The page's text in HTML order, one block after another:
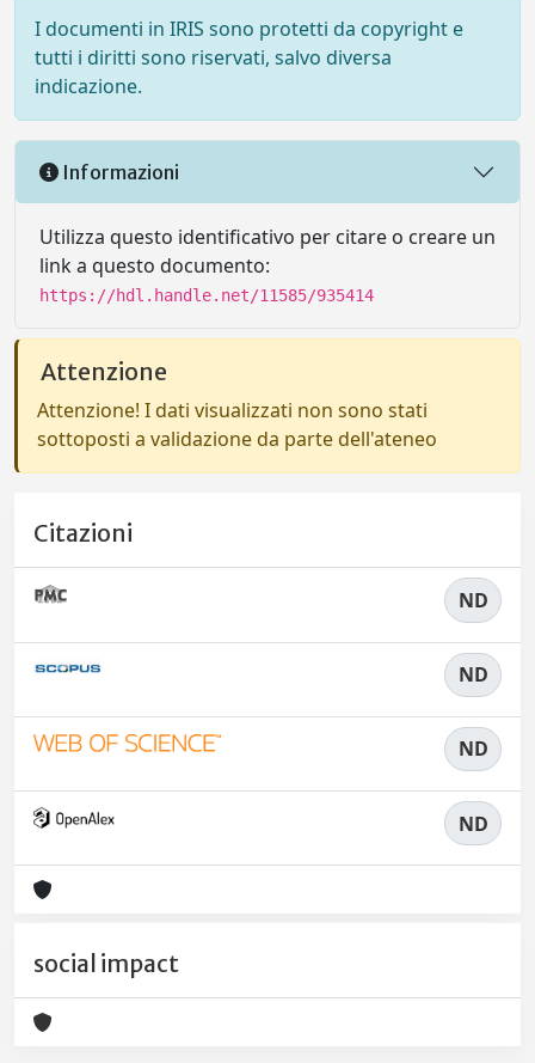
I documenti in IRIS sono protetti da copyright e
tutti i diritti sono riservati, salvo diversa
indicazione.
Informazioni
Utilizza questo identificativo per citare o creare un
link a questo documento:
https://hdl.handle.net/11585/935414
Attenzione
Attenzione! I dati visualizzati non sono stati
sottoposti a validazione da parte dell'ateneo
Citazioni
ND
ND
ND
ND
social impact